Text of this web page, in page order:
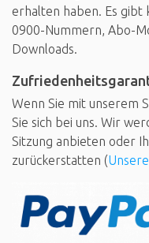
erhalten haben. Es gibt
0900-Nummern, Abo-
Downloads.
Wenn Sie mit unserem
Sie sich bei uns. Wir
Sitzung anbieten oder
zurückerstatten (